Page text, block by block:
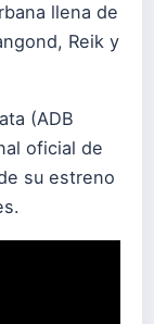
llena de
Reik y
(ADB
oficial de
su estreno